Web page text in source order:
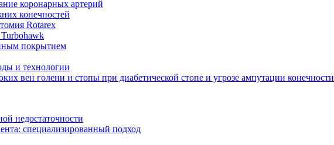
коронарных артерий
конечностей
Rotarex
Turbohawk
покрытием
и технологии
вен голени и стопы при диабетической стопе и угрозе ампутации конечности
недостаточности
специализированный подход